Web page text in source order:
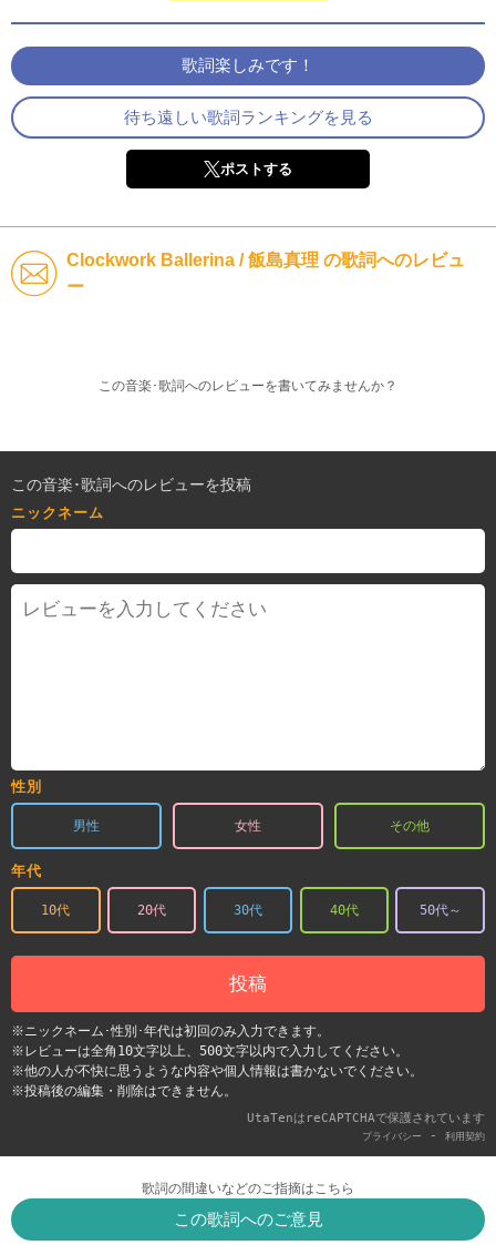
歌詞楽しみです！
待ち遠しい歌詞ランキングを見る
ポストする
Clockwork Ballerina / 飯島真理 の歌詞へのレビュ
ー
この音楽･歌詞へのレビューを書いてみませんか？
この音楽･歌詞へのレビューを投稿
ニックネーム
性別
男性 女性 その他
年代
10代 20代 30代 40代 50代～
投稿
※ニックネーム･性別･年代は初回のみ入力できます。
※レビューは全角10文字以上、500文字以内で入力してください。
※他の人が不快に思うような内容や個人情報は書かないでください。
※投稿後の編集・削除はできません。
UtaTenはreCAPTCHAで保護されています
プライバシー - 利用契約
歌詞の間違いなどのご指摘はこちら
この歌詞へのご意見